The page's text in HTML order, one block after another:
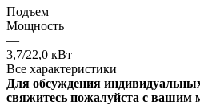
Подъем
Мощность
—
3,7/22,0 кВт
Все характеристики
Для обсуждения
свяжитесь пожалуйста с вашим